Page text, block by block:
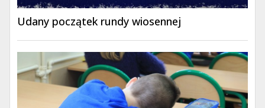
Udany początek rundy wiosennej